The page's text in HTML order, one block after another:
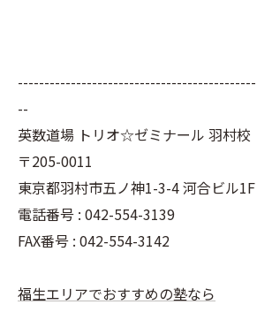
--
英数道場 トリオ☆ゼミナール 羽村校
〒205-0011
東京都羽村市五ノ神1-3-4 河合ビル1F
電話番号 : 042-554-3139
FAX番号 : 042-554-3142
福生エリアでおすすめの塾なら